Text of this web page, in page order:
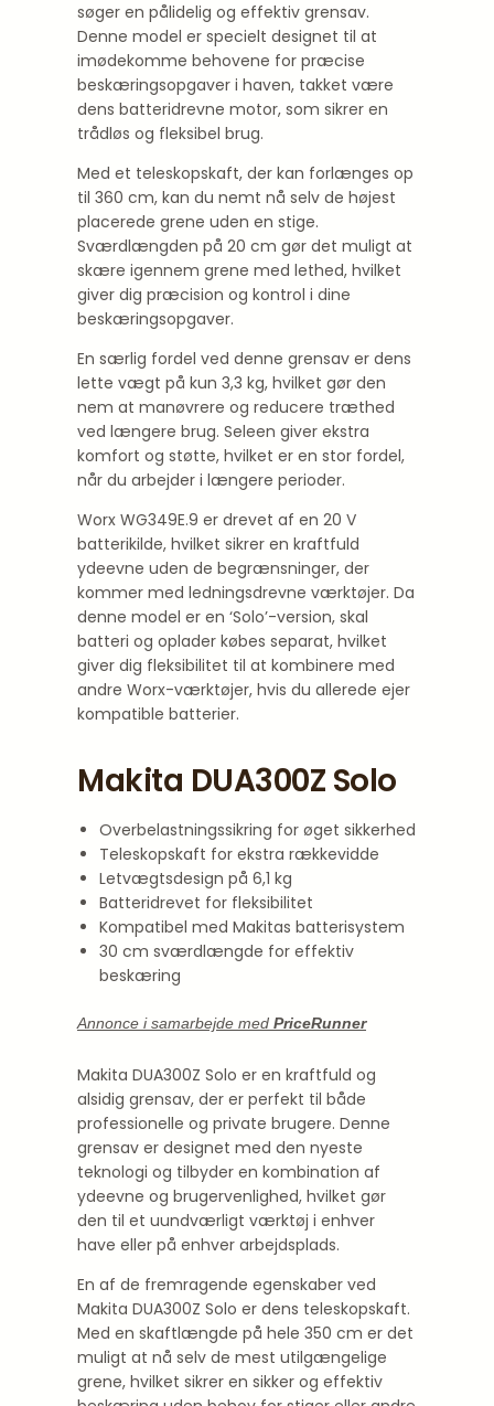
søger en pålidelig og effektiv grensav.
Denne model er specielt designet til at
imødekomme behovene for præcise
beskæringsopgaver i haven, takket være
dens batteridrevne motor, som sikrer en
trådløs og fleksibel brug.
Med et teleskopskaft, der kan forlænges op
til 360 cm, kan du nemt nå selv de højest
placerede grene uden en stige.
Sværdlængden på 20 cm gør det muligt at
skære igennem grene med lethed, hvilket
giver dig præcision og kontrol i dine
beskæringsopgaver.
En særlig fordel ved denne grensav er dens
lette vægt på kun 3,3 kg, hvilket gør den
nem at manøvrere og reducere træthed
ved længere brug. Seleen giver ekstra
komfort og støtte, hvilket er en stor fordel,
når du arbejder i længere perioder.
Worx WG349E.9 er drevet af en 20 V
batterikilde, hvilket sikrer en kraftfuld
ydeevne uden de begrænsninger, der
kommer med ledningsdrevne værktøjer. Da
denne model er en ‘Solo’-version, skal
batteri og oplader købes separat, hvilket
giver dig fleksibilitet til at kombinere med
andre Worx-værktøjer, hvis du allerede ejer
kompatible batterier.
Makita DUA300Z Solo
Overbelastningssikring for øget sikkerhed
Teleskopskaft for ekstra rækkevidde
Letvægtsdesign på 6,1 kg
Batteridrevet for fleksibilitet
Kompatibel med Makitas batterisystem
30 cm sværdlængde for effektiv
beskæring
Annonce i samarbejde med PriceRunner
Makita DUA300Z Solo er en kraftfuld og
alsidig grensav, der er perfekt til både
professionelle og private brugere. Denne
grensav er designet med den nyeste
teknologi og tilbyder en kombination af
ydeevne og brugervenlighed, hvilket gør
den til et uundværligt værktøj i enhver
have eller på enhver arbejdsplads.
En af de fremragende egenskaber ved
Makita DUA300Z Solo er dens teleskopskaft.
Med en skaftlængde på hele 350 cm er det
muligt at nå selv de mest utilgængelige
grene, hvilket sikrer en sikker og effektiv